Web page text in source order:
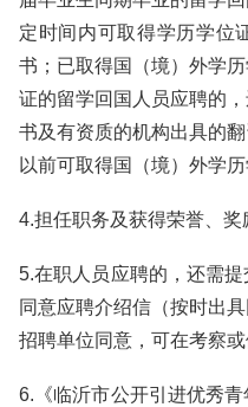
定时间内可取得学历学位
书；已取得国（境）外学
证的留学回国人员应聘的
书及有资质的机构出具的
以前可取得国（境）外学
4.担任职务及获得荣誉、奖
5.在职人员应聘的，还需
同意应聘介绍信（按时出
招聘单位同意，可在考察或
6.《临沂市公开引进优秀